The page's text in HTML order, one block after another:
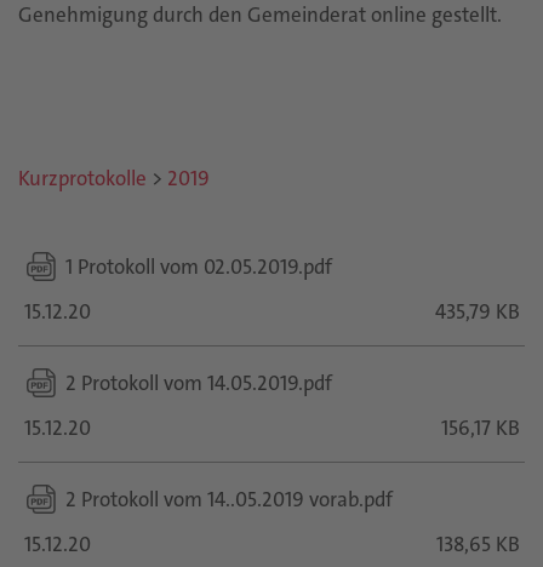
Genehmigung durch den Gemeinderat online gestellt.
Kurzprotokolle > 2019
1 Protokoll vom 02.05.2019.pdf
15.12.20
435,79 KB
2 Protokoll vom 14.05.2019.pdf
15.12.20
156,17 KB
2 Protokoll vom 14..05.2019 vorab.pdf
15.12.20
138,65 KB